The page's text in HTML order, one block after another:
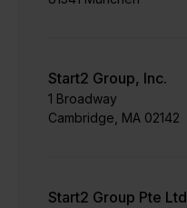
Start2 Group, Inc.
1 Broadway
Cambridge, MA 02142
Start2 Group Pte Ltd